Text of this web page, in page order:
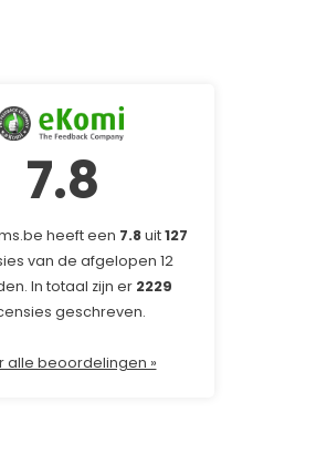
7.8
heeft een 7.8uit127
van de afgelopen 12
In totaal zijn er 2229
geschreven.
alle beoordelingen »